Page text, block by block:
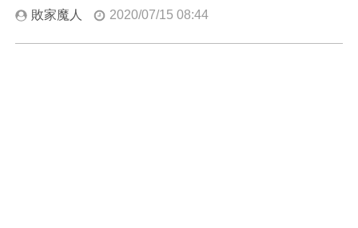
敗家魔人 2020/07/15 08:44